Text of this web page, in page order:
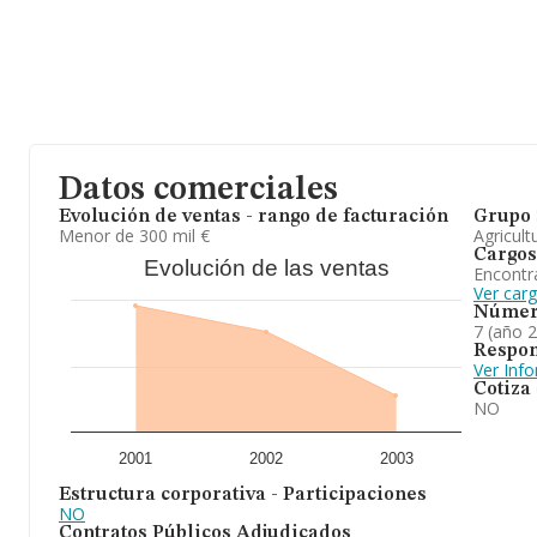
Datos comerciales
Evolución de ventas - rango de facturación
Menor de 300 mil €
Evolución de las ventas
2001 2002 2003
Estructura corporativa - Participaciones
NO
Grupo
Cargos
Ver
7 (año
Ver
Cotiza
NO